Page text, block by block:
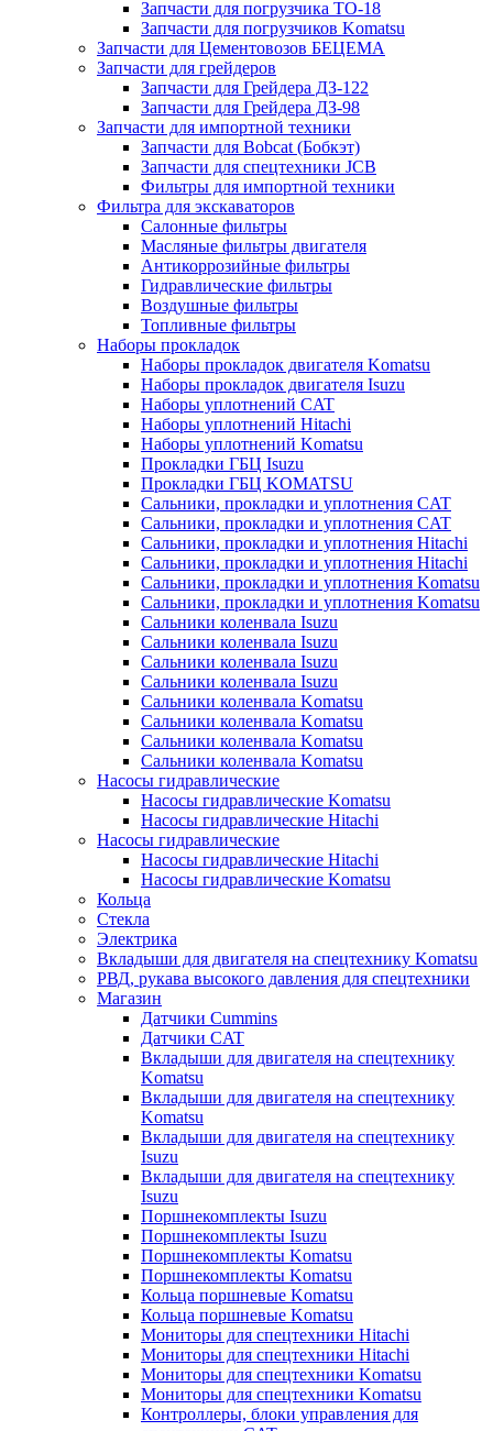
Запчасти для погрузчика ТО-18
Запчасти для погрузчиков Komatsu
Запчасти для Цементовозов БЕЦЕМА
Запчасти для грейдеров
Запчасти для Грейдера ДЗ-122
Запчасти для Грейдера ДЗ-98
Запчасти для импортной техники
Запчасти для Bobcat (Бобкэт)
Запчасти для спецтехники JCB
Фильтры для импортной техники
Фильтра для экскаваторов
Салонные фильтры
Масляные фильтры двигателя
Антикоррозийные фильтры
Гидравлические фильтры
Воздушные фильтры
Топливные фильтры
Наборы прокладок
Наборы прокладок двигателя Komatsu
Наборы прокладок двигателя Isuzu
Наборы уплотнений CAT
Наборы уплотнений Hitachi
Наборы уплотнений Komatsu
Прокладки ГБЦ Isuzu
Прокладки ГБЦ KOMATSU
Сальники, прокладки и уплотнения CAT
Сальники, прокладки и уплотнения CAT
Сальники, прокладки и уплотнения Hitachi
Сальники, прокладки и уплотнения Hitachi
Сальники, прокладки и уплотнения Komatsu
Сальники, прокладки и уплотнения Komatsu
Сальники коленвала Isuzu
Сальники коленвала Isuzu
Сальники коленвала Isuzu
Сальники коленвала Isuzu
Сальники коленвала Komatsu
Сальники коленвала Komatsu
Сальники коленвала Komatsu
Сальники коленвала Komatsu
Насосы гидравлические
Насосы гидравлические Komatsu
Насосы гидравлические Hitachi
Насосы гидравлические
Насосы гидравлические Hitachi
Насосы гидравлические Komatsu
Кольца
Стекла
Электрика
Вкладыши для двигателя на спецтехнику Komatsu
РВД, рукава высокого давления для спецтехники
Магазин
Датчики Cummins
Датчики CAT
Вкладыши для двигателя на спецтехнику
Komatsu
Вкладыши для двигателя на спецтехнику
Komatsu
Вкладыши для двигателя на спецтехнику
Isuzu
Вкладыши для двигателя на спецтехнику
Isuzu
Поршнекомплекты Isuzu
Поршнекомплекты Isuzu
Поршнекомплекты Komatsu
Поршнекомплекты Komatsu
Кольца поршневые Komatsu
Кольца поршневые Komatsu
Мониторы для спецтехники Hitachi
Мониторы для спецтехники Hitachi
Мониторы для спецтехники Komatsu
Мониторы для спецтехники Komatsu
Контроллеры, блоки управления для